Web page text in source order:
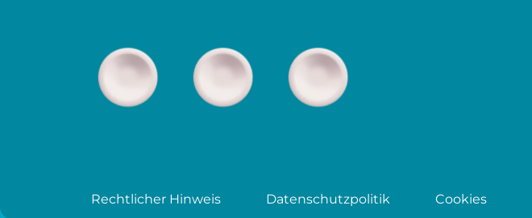
Rechtlicher Hinweis Datenschutzpolitik Cookies